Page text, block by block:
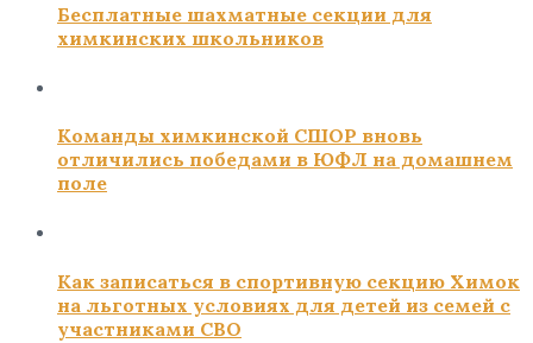
Бесплатные шахматные секции для
химкинских школьников
Команды химкинской СШОР вновь
отличились победами в ЮФЛ на домашнем
поле
Как записаться в спортивную секцию Химок
на льготных условиях для детей из семей с
участниками СВО